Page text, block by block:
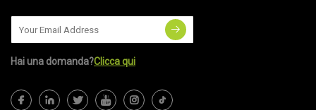
Hai una domanda?Clicca qui